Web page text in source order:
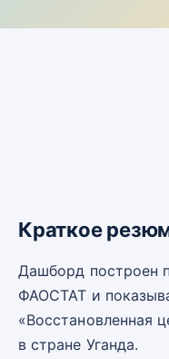
Краткое
Дашборд построен
ФАОСТАТ и
«Восстановленная
в стране Уганда.